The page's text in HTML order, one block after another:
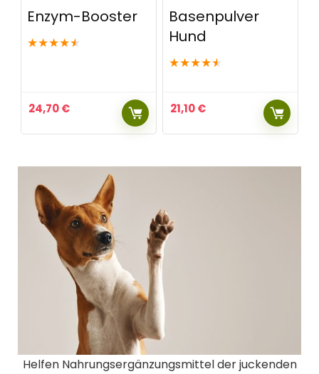
Enzym-Booster
★★★★★
24,70€
Basenpulver
Hund
★★★★★
21,10€
Helfen Nahrungsergänzungsmittel der juckenden